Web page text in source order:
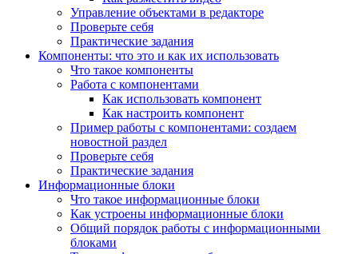
Управление объектами в редакторе
Проверьте себя
Практические задания
Компоненты: что это и как их использовать
Что такое компоненты
Работа с компонентами
Как использовать компонент
Как настроить компонент
Пример работы с компонентами: создаем
новостной раздел
Проверьте себя
Практические задания
Информационные блоки
Что такое информационные блоки
Как устроены информационные блоки
Общий порядок работы с информационными
блоками